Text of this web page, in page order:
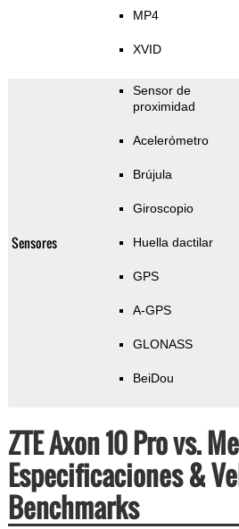
MP4
XVID
Sensores
Sensor de
proximidad
Acelerómetro
Brújula
Giroscopio
Huella dactilar
GPS
A-GPS
GLONASS
BeiDou
ZTE Axon 10 Pro vs.
Especificaciones &
Benchmarks